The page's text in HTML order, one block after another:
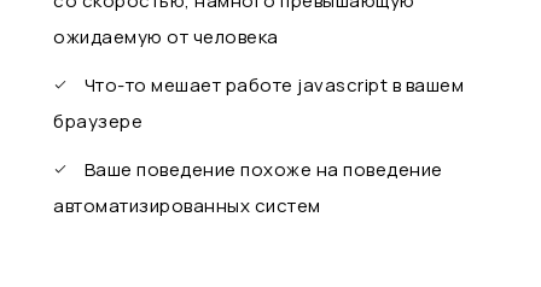
ожидаемую от человека
Что-то мешает работе javascript в вашем
браузере
Ваше поведение похоже на поведение
автоматизированных систем